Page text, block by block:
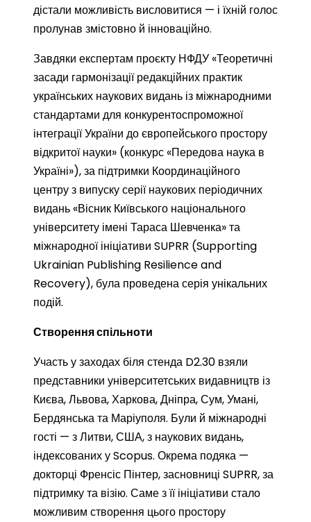
дістали можливість висловитися — і їхній голос
пролунав змістовно й інноваційно.
Завдяки експертам проєкту НФДУ «Теоретичні
засади гармонізації редакційних практик
українських наукових видань із міжнародними
стандартами для конкурентоспроможної
інтеграції України до європейського простору
відкритої науки» (конкурс «Передова наука в
Україні»), за підтримки Координаційного
центру з випуску серії наукових періодичних
видань «Вісник Київського національного
університету імені Тараса Шевченка» та
міжнародної ініціативи SUPRR (Supporting
Ukrainian Publishing Resilience and
Recovery), була проведена серія унікальних
подій.
Створення спільноти
Участь у заходах біля стенда D2.30 взяли
представники університетських видавництв із
Києва, Львова, Харкова, Дніпра, Сум, Умані,
Бердянська та Маріуполя. Були й міжнародні
гості — з Литви, США, з наукових видань,
індексованих у Scopus. Окрема подяка —
докторці Френсіс Пінтер, засновниці SUPRR, за
підтримку та візію. Саме з її ініціативи стало
можливим створення цього простору